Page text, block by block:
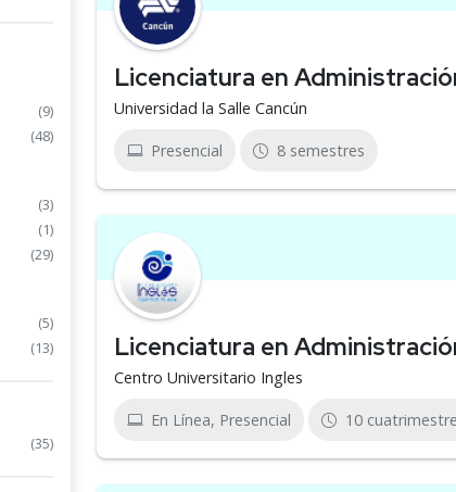
(9)
(48)
(3)
(1)
(29)
(5)
(13)
(35)
Licenciatura en
Universidad la Salle Cancún
Presencial 8 semestres
Licenciatura en
Centro Universitario Ingles
En Línea, Presencial 10